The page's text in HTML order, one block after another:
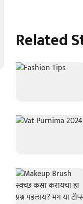
Related